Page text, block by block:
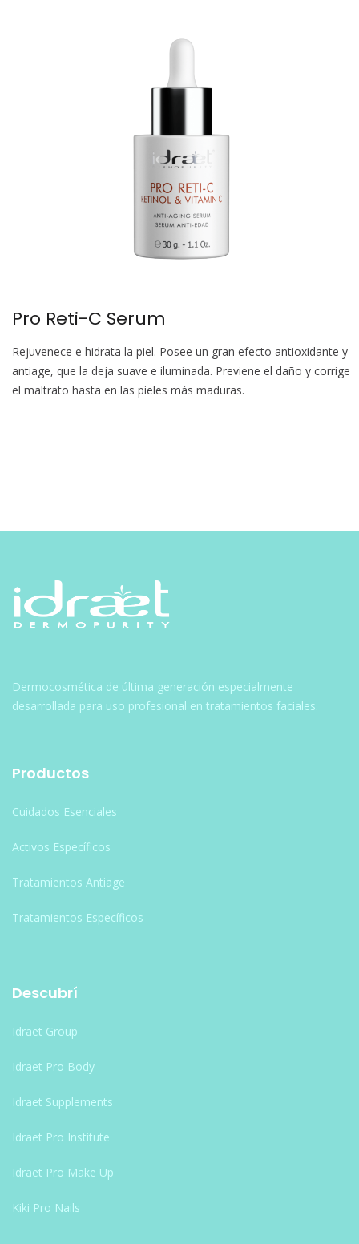
Pro Reti-C Serum
Rejuvenece e hidrata la piel. Posee un gran efecto antioxidante y
antiage, que la deja suave e iluminada. Previene el daño y corrige
el maltrato hasta en las pieles más maduras.
Dermocosmética de última generación especialmente
desarrollada para uso profesional en tratamientos faciales.
Productos
Cuidados Esenciales
Activos Específicos
Tratamientos Antiage
Tratamientos Específicos
Descubrí
Idraet Group
Idraet Pro Body
Idraet Supplements
Idraet Pro Institute
Idraet Pro Make Up
Kiki Pro Nails